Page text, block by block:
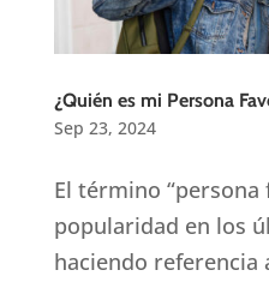
¿Quién es mi Persona
Sep 23, 2024
El término “persona
popularidad en los
haciendo referencia